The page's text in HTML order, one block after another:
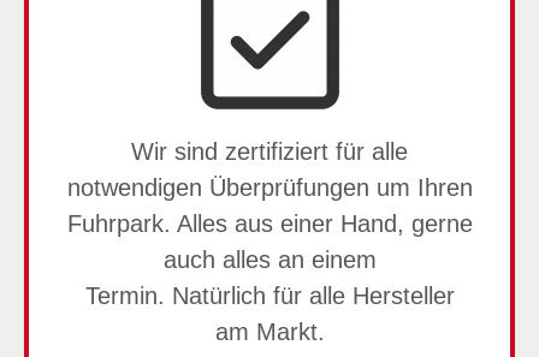
Wir sind zertifiziert für alle
notwendigen Überprüfungen um Ihren
Fuhrpark. Alles aus einer Hand, gerne
auch alles an einem
Termin. Natürlich für alle Hersteller
am Markt.